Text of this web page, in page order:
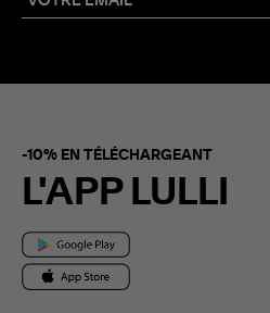
-10% EN TÉLÉCHARGEANT
L'APP LULLI